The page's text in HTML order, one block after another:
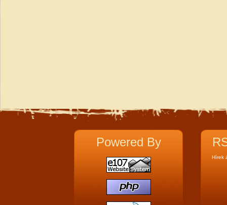
Powered By
Hírek